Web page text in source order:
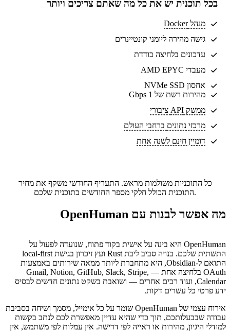
בכל תוכנית יש את כל מה שאתם צריכים ויותר
מנהל Docker
גישה מהירה ליומני קונטיינרים
עדכונים בלחיצה בודדת
מעבדי AMD EPYC
אחסון NVMe SSD
מהירות רשת של 1 Gbps
ממשק API ציבורי
מרכזי נתונים ברחבי העולם
דומיין חינם לשנה אחת
כל התוכניות משולמות מראש. התעריף החודשי משקף את מחיר
התוכנית הכולל חלקי מספר החודשים בתוכנית שלכם.
מה אפשר לבנות עם OpenHuman
OpenHuman היא בינה על אישית בקוד פתוח, שנועדה לפעול על
התשתית שלכם. בנויה סביב ליבת Rust ועץ זיכרון בגישת local-first
התואם ל-Obsidian, היא מתחברת ליותר ממאה שירותים באמצעות
OAuth בלחיצה אחת — Gmail, Notion, GitHub, Slack, Stripe,
Calendar, ועוד רבים אחרים — ושואבת בשקט נתונים חדשים לבסיס
ידע פרטי כל עשרים דקות.
אירוח עצמי של OpenHuman שומר על כל אימייל, מסמך ושיחה בסביבת
עבודה שבבעלותכם, תוך כדי שהיא עדיין מאפשרת לכם לנתב בקשות
למודלי היגיון, מהירות או ראייה לפי דרישה. אין עמלות לפי משתמש, אין